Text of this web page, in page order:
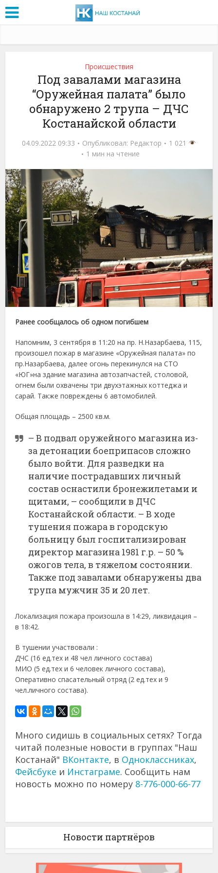
Проиcшествия
Под завалами магазина
“Оружейная палата” было
обнаружено 2 трупа – ДЧС
Костанайской области
04.09.2022 09:33 Опубликовал: Редактор
1 021
1 мин на чтение
Ранее сообщалось об одном погибшем
Напомним, 3 сентября в 11:20 на пр. Н.Назарбаева, 115,
произошел пожар в магазине «Оружейная палата» по
пр.Назарбаева, далее огонь перекинулся на СТО
«ЮГ»на здание магазина автозапчастей, столовой,
огнем были охвачены три двухэтажных коттеджа и
сарай. Также повреждены 6 автомобилей.
Общая площадь – 2500 кв.м.
– В подвал оружейного магазина из-
за детонации боеприпасов сложно
было войти. Для разведки на
наличие пострадавших личный
состав оснастили бронежилетами и
щитами, – сообщили в ДЧС
Костанайской области. – В ходе
тушения пожара в городскую
больницу был госпитализирован
директор магазина 1981 г.р. – 50 %
ожогов тела, в тяжелом состоянии.
Также под завалами обнаружены два
трупа мужчин 35 и 20 лет.
Локализация пожара произошла в 14:29, ликвидация –
в 18:42.
В тушении участвовали :
ДЧС (16 ед.тех и 48 чел личного состава)
МИО (5 ед.тех и 6 человек личного состава),
Оперативно спасательный отряд (2 ед.тех и 9
чел.личного состава).
Много сидишь в социальных сетях? Тогда
читай полезные новости в группах "Наш
Костанай" ВКонтакте, в Одноклассниках,
Фейсбуке и Инстаграме. Сообщить нам
новость можно по номеру 8-776-000-66-77
Новости партнёров